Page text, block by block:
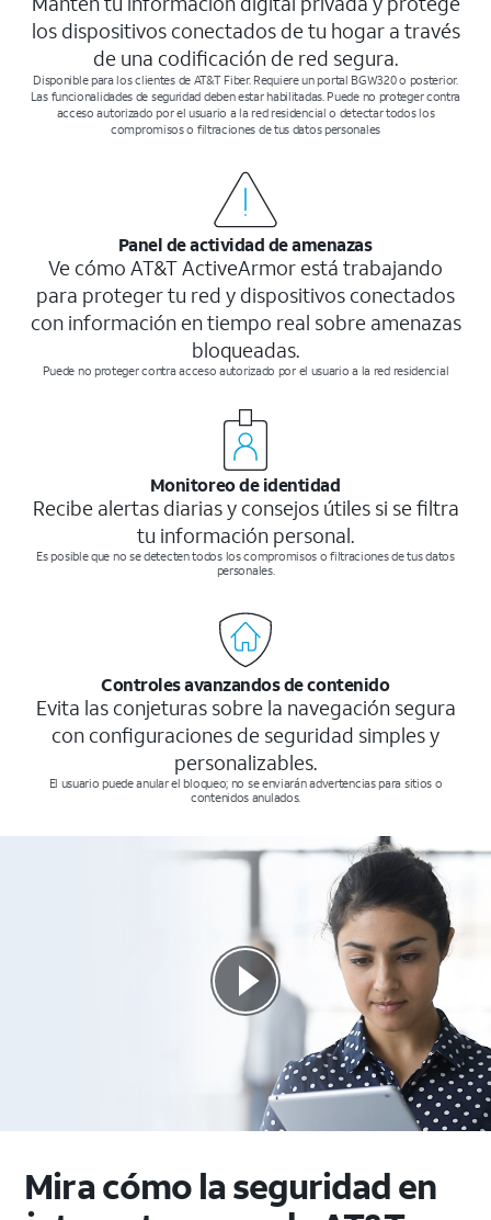
los dispositivos conectados de tu hogar a través
de una codificación de red segura.
Disponible para los clientes de AT&T Fiber. Requiere un portal BGW320 o posterior.
Las funcionalidades de seguridad deben estar habilitadas. Puede no proteger contra
acceso autorizado por el usuario a la red residencial o detectar todos los
compromisos o filtraciones de tus datos personales
Panel de actividad de amenazas
Ve cómo AT&T ActiveArmor está trabajando
para proteger tu red y dispositivos conectados
con información en tiempo real sobre amenazas
bloqueadas.
Puede no proteger contra acceso autorizado por el usuario a la red residencial
Monitoreo de identidad
Recibe alertas diarias y consejos útiles si se filtra
tu información personal.
Es posible que no se detecten todos los compromisos o filtraciones de tus datos
personales.
Controles avanzandos de contenido
Evita las conjeturas sobre la navegación segura
con configuraciones de seguridad simples y
personalizables.
El usuario puede anular el bloqueo; no se enviarán advertencias para sitios o
contenidos anulados.
Mira cómo la seguridad en